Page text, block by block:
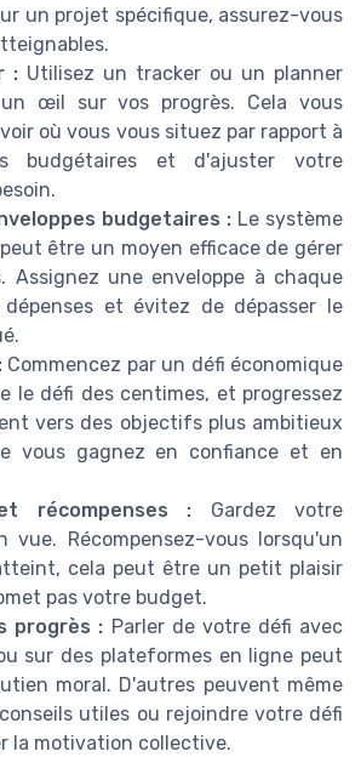
un projet spécifique, assurez-vous
: Utilisez un tracker ou un planner
œil sur vos progrès. Cela vous
où vous vous situez par rapport à
budgétaires et d'ajuster votre
budgetaires : Le système
être un moyen efficace de gérer
Assignez une enveloppe à chaque
et évitez de dépasser le
Commencez par un défi économique
le défi des centimes, et progressez
vers des objectifs plus ambitieux
vous gagnez en confiance et en
récompenses : Gardez votre
vue. Récompensez-vous lorsqu'un
cela peut être un petit plaisir
pas votre budget.
progrès : Parler de votre défi avec
sur des plateformes en ligne peut
moral. D'autres peuvent même
utiles ou rejoindre votre défi
la motivation collective.